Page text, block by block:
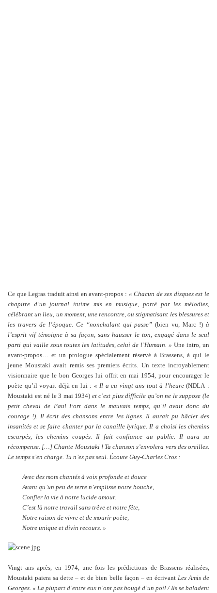
Ce que Legras traduit ainsi en avant-propos : « Chacun de ses disques est le
chapitre d’un journal intime mis en musique, porté par les mélodies,
célébrant un lieu, un moment, une rencontre, ou stigmatisant les blessures et
les travers de l’époque. Ce “nonchalant qui passe” (bien vu, Marc !)à
l’esprit vif témoigne à sa façon, sans hausser le ton, engagé dans le seul
parti qui vaille sous toutes les latitudes, celui de l’Humain. » Une intro, un
avant-propos… et un prologue spécialement réservé à Brassens, à qui le
jeune Moustaki avait remis ses premiers écrits. Un texte incroyablement
visionnaire que le bon Georges lui offrit en mai 1954, pour encourager le
poète qu’il voyait déjà en lui : « Il a eu vingt ans tout à l’heure(NDLA :
Moustaki est né le 3 mai 1934) et c’est plus difficile qu’on ne le suppose (le
petit cheval de Paul Fort dans le mauvais temps, qu’il avait donc du
courage !). Il écrit des chansons entre les lignes. Il aurait pu bâcler des
insanités et se faire chanter par la canaille lyrique. Il a choisi les chemins
escarpés, les chemins coupés. Il fait confiance au public. Il aura sa
récompense. […] Chante Moustaki ! Ta chanson s’envolera vers des oreilles.
Le temps s’en charge. Tu n’es pas seul. Écoute Guy-Charles Cros :
Avec des mots chantés à voix profonde et douce
Avant qu’un peu de terre n’emplisse notre bouche,
Confier la vie à notre lucide amour.
C’est là notre travail sans trêve et notre fête,
Notre raison de vivre et de mourir poète,
Notre unique et divin recours. »
Vingt ans après, en 1974, une fois les prédictions de Brassens réalisées,
Moustaki paiera sa dette – et de bien belle façon – en écrivant Les Amis de
Georges. « La plupart d’entre eux n’ont pas bougé d’un poil / Ils se baladent